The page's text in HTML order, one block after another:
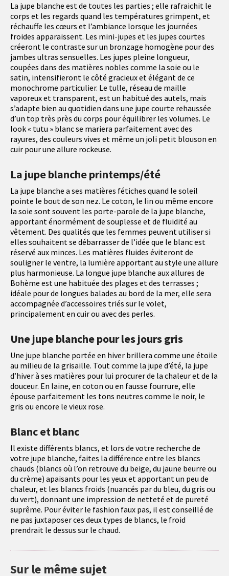
La jupe blanche est de toutes les parties ; elle rafraichit le
corps et les regards quand les températures grimpent, et
réchauffe les cœurs et l’ambiance lorsque les journées
froides apparaissent. Les mini-jupes et les jupes courtes
créeront le contraste sur un bronzage homogène pour des
jambes ultras sensuelles. Les jupes pleine longueur,
coupées dans des matières nobles comme la soie ou le
satin, intensifieront le côté gracieux et élégant de ce
monochrome particulier. Le tulle, réseau de maille
vaporeux et transparent, est un habitué des autels, mais
s’adapte bien au quotidien dans une jupe courte rehaussée
d’un top très près du corps pour équilibrer les volumes. Le
look « tutu » blanc se mariera parfaitement avec des
rayures, des couleurs vives et même un joli petit blouson en
cuir pour une allure rockeuse.
La jupe blanche printemps/été
La jupe blanche a ses matières fétiches quand le soleil
pointe le bout de son nez. Le coton, le lin ou même encore
la soie sont souvent les porte-parole de la jupe blanche,
apportant énormément de souplesse et de fluidité au
vêtement. Des qualités que les femmes peuvent utiliser si
elles souhaitent se débarrasser de l’idée que le blanc est
réservé aux minces. Les matières fluides éviteront de
souligner le ventre, la lumière apportant au style une allure
plus harmonieuse. La longue jupe blanche aux allures de
Bohème est une habituée des plages et des terrasses ;
idéale pour de longues balades au bord de la mer, elle sera
accompagnée d’accessoires triés sur le volet,
principalement en cuir ou avec des perles.
Une jupe blanche pour les jours gris
Une jupe blanche portée en hiver brillera comme une étoile
au milieu de la grisaille. Tout comme la jupe d’été, la jupe
d’hiver à ses matières pour lui procurer de la chaleur et de la
douceur. En laine, en coton ou en fausse fourrure, elle
épouse parfaitement les tons neutres comme le noir, le
gris ou encore le vieux rose.
Blanc et blanc
Il existe différents blancs, et lors de votre recherche de
votre jupe blanche, faites la différence entre les blancs
chauds (blancs où l’on retrouve du beige, du jaune beurre ou
du crème) apaisants pour les yeux et apportant un peu de
chaleur, et les blancs froids (nuancés par du bleu, du gris ou
du vert), donnant une impression de netteté et de pureté
suprême. Pour éviter le fashion faux pas, il est conseillé de
ne pas juxtaposer ces deux types de blancs, le froid
prendrait le dessus sur le chaud.
Sur le même sujet